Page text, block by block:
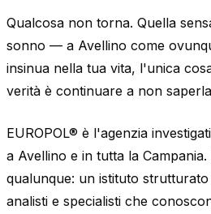
Qualcosa non torna. Quella
sonno — a Avellino come
insinua nella tua vita, l'unica
verità è continuare a non
EUROPOL® è l'agenzia
a Avellino e in tutta la
qualunque: un istituto
analisti e specialisti che